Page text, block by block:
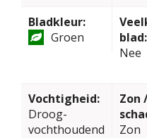
Bladkleur:
Groen
blad:
Nee
Vochtigheid:
Droog-
vochthoudend
Zon
Zon